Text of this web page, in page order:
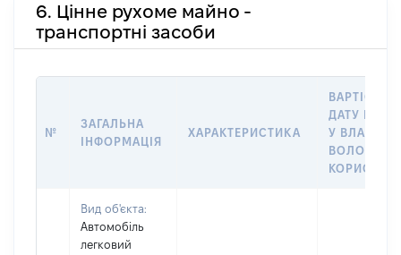
6. Цінне рухоме майно -
транспортні засоби
№
ЗАГАЛЬНА
ІНФОРМАЦІЯ
ХАРАКТЕРИСТИКА
ВАРТІСТЬ
ДАТУ
У
Вид об'єкта:
Автомобіль
легковий